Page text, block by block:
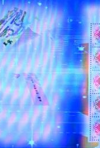
热播榜 总台企业白名